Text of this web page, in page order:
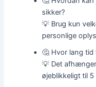
sikker?
💡 Brug kun
personlige
🤔 Hvor lang
💡 Det
øjeblikkeligt til 5